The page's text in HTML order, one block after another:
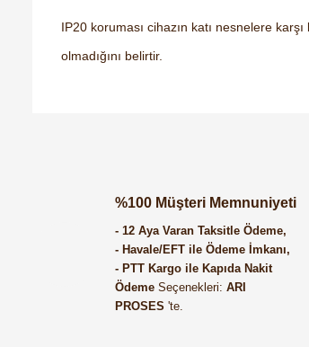
IP20 koruması cihazın katı nesnelere
olmadığını belirtir.
B... A... | 27/06/2026
Satıcı ilgili ve çok yardım severdi bundan
%100 Müşteri Memnuniyeti
- 12 Aya Varan Taksitle Ödeme,
- Havale/EFT ile Ödeme İmkanı,
- PTT Kargo ile Kapıda Nakit
Ödeme Seçenekleri: ARI
PROSES 'te.